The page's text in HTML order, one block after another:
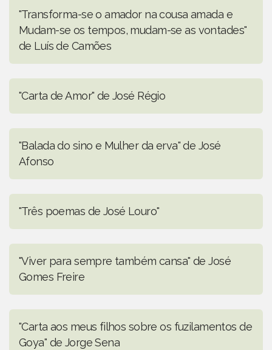
"Transforma-se o amador na cousa amada e
Mudam-se os tempos, mudam-se as vontades"
de Luís de Camões
"Carta de Amor" de José Régio
"Balada do sino e Mulher da erva" de José
Afonso
"Três poemas de José Louro"
"Viver para sempre também cansa" de José
Gomes Freire
"Carta aos meus filhos sobre os fuzilamentos de
Goya" de Jorge Sena